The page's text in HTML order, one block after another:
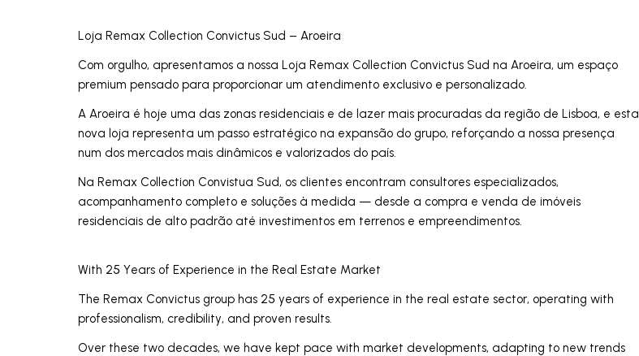
Loja Remax Collection Convictus Sud – Aroeira
Com orgulho, apresentamos a nossa Loja Remax Collection Convictus Sud na Aroeira, um espaço
premium pensado para proporcionar um atendimento exclusivo e personalizado.
A Aroeira é hoje uma das zonas residenciais e de lazer mais procuradas da região de Lisboa, e esta
nova loja representa um passo estratégico na expansão do grupo, reforçando a nossa presença
num dos mercados mais dinâmicos e valorizados do país.
Na Remax Collection Convistua Sud, os clientes encontram consultores especializados,
acompanhamento completo e soluções à medida — desde a compra e venda de imóveis
residenciais de alto padrão até investimentos em terrenos e empreendimentos.
With 25 Years of Experience in the Real Estate Market
The Remax Convictus group has 25 years of experience in the real estate sector, operating with
professionalism, credibility, and proven results.
Over these two decades, we have kept pace with market developments, adapting to new trends